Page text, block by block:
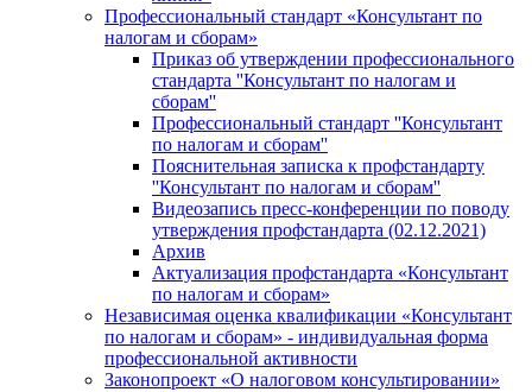
Профессиональный стандарт «Консультант по
налогам и сборам»
Приказ об утверждении профессионального
стандарта ''Консультант по налогам и
сборам''
Профессиональный стандарт ''Консультант
по налогам и сборам''
Пояснительная записка к профстандарту
''Консультант по налогам и сборам''
Видеозапись пресс-конференции по поводу
утверждения профстандарта (02.12.2021)
Архив
Актуализация профстандарта «Консультант
по налогам и сборам»
Независимая оценка квалификации «Консультант
по налогам и сборам» - индивидуальная форма
профессиональной активности
Законопроект «О налоговом консультировании»